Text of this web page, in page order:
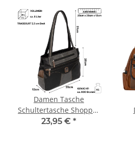
Damen Tasche
Schultertasche Shopper
Henkeltasche
23,95 € *